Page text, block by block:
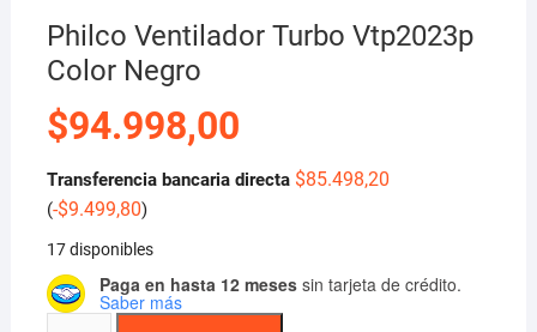
Philco Ventilador Turbo Vtp2023p
Color Negro
$94.998,00
Transferencia bancaria directa $85.498,20
(-$9.499,80)
17 disponibles
Paga en hasta 12 mesessin tarjeta de crédito.
Saber más